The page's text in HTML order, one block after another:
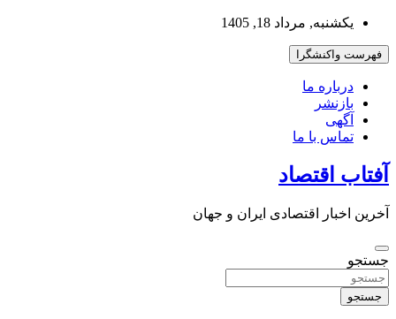
بروید
یکشنبه, مرداد 18, 1405
فهرست واکنشگرا
درباره ما
بازنشر
آگهی
تماس با ما
آفتاب اقتصاد
آخرین اخبار اقتصادی ایران و جهان
جستجو
جستجو